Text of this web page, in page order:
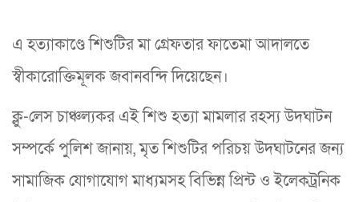
এ হত্যাকাণ্ডে শিশুটির মা গ্রেফতার ফাতেমা আদালতে
স্বীকারোক্তিমূলক জবানবন্দি দিয়েছেন।
ক্লু-লেস চাঞ্চল্যকর এই শিশু হত্যা মামলার রহস্য উদঘাটন
সম্পর্কে পুলিশ জানায়, মৃত শিশুটির পরিচয় উদঘাটনের জন্য
সামাজিক যোগাযোগ মাধ্যমসহ বিভিন্ন প্রিন্ট ও ইলেকট্রনিক